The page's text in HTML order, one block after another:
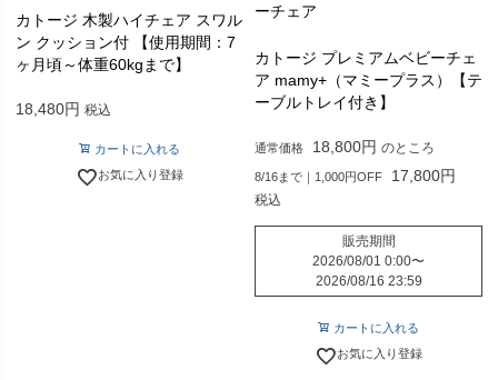
カトージ 木製ハイチェア スワル
ン クッション付 【使用期間：7
ヶ月頃～体重60kgまで】
18,480 税込
カートに入れる
お気に入り登録
ーチェア
カトージ プレミアムベビーチェ
ア mamy+（マミープラス）【テ
ーブルトレイ付き】
通常価格 18,800 のところ
8/16まで｜1,000円OFF 17,800
税込
販売期間
2026/08/01 0:00〜
2026/08/16 23:59
カートに入れる
お気に入り登録